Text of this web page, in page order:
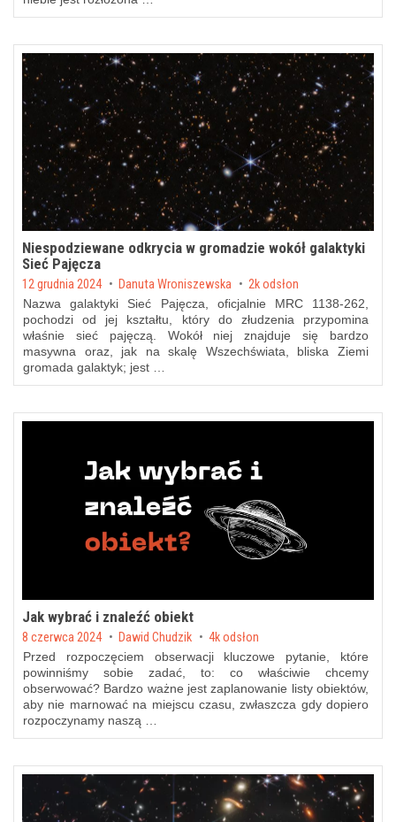
Niespodziewane odkrycia w gromadzie wokół galaktyki
Sieć Pajęcza
Posted on
12 grudnia 2024 by Danuta Wroniszewska 2k odsłon
Nazwa galaktyki Sieć Pajęcza, oficjalnie MRC 1138-262,
pochodzi od jej kształtu, który do złudzenia przypomina
właśnie sieć pajęczą. Wokół niej znajduje się bardzo
masywna oraz, jak na skalę Wszechświata, bliska Ziemi
gromada galaktyk; jest …
Jak wybrać i znaleźć obiekt
Posted on
8 czerwca 2024 by Dawid Chudzik 4k odsłon
Przed rozpoczęciem obserwacji kluczowe pytanie, które
powinniśmy sobie zadać, to: co właściwie chcemy
obserwować? Bardzo ważne jest zaplanowanie listy obiektów,
aby nie marnować na miejscu czasu, zwłaszcza gdy dopiero
rozpoczynamy naszą …